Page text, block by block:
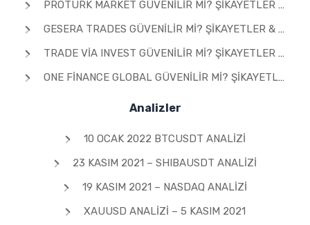
PROTURK MARKET GÜVENILIR MI? ŞIKAYETLER & YORUMLAR 2026
GESERA TRADES GÜVENILIR MI? ŞIKAYETLER & YORUMLAR 2026
TRADE VIA INVEST GÜVENILIR MI? ŞIKAYETLER & YORUMLAR 2026
ONE FINANCE GLOBAL GÜVENILIR MI? ŞIKAYETLER & YORUMLAR 2026
Analizler
10 OCAK 2022 BTCUSDT ANALIZI
23 KASIM 2021 – SHIBAUSDT ANALIZI
19 KASIM 2021 – NASDAQ ANALIZI
XAUUSD ANALIZI – 5 KASIM 2021